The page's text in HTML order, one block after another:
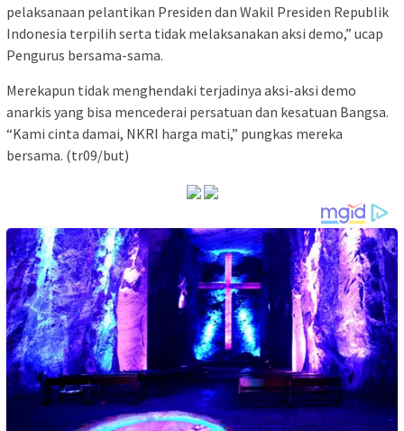
pelaksanaan pelantikan Presiden dan Wakil Presiden Republik
Indonesia terpilih serta tidak melaksanakan aksi demo,” ucap
Pengurus bersama-sama.
Merekapun tidak menghendaki terjadinya aksi-aksi demo
anarkis yang bisa mencederai persatuan dan kesatuan Bangsa.
“Kami cinta damai, NKRI harga mati,” pungkas mereka
bersama. (tr09/but)